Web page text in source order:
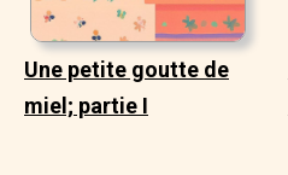
Une petite goutte de
miel; partie I